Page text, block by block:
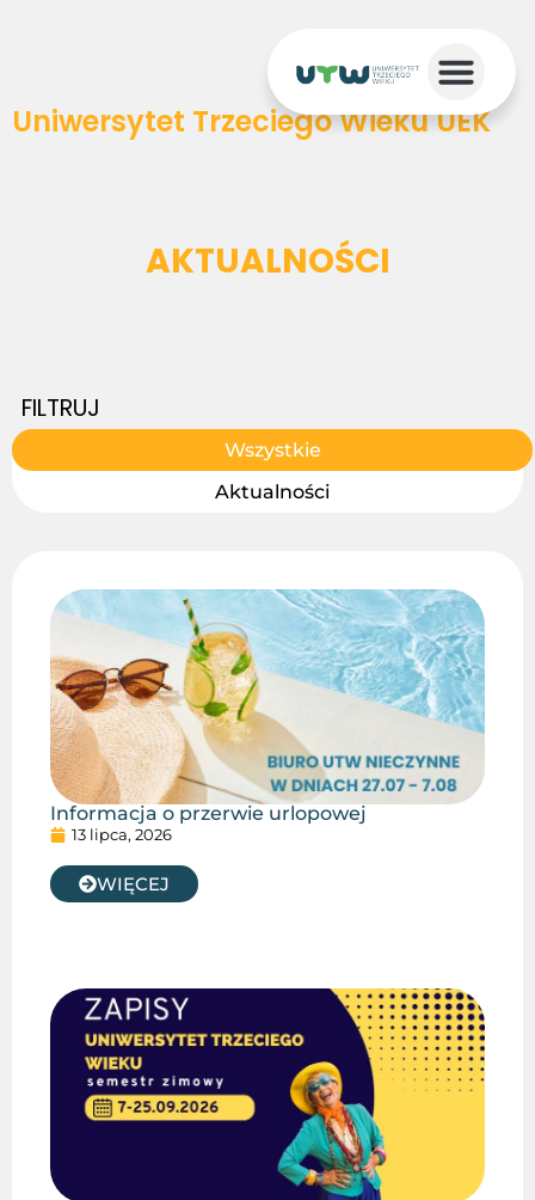
Uniwersytet Trzeciego Wieku UEK
AKTUALNOŚCI
FILTRUJ
Aktualności
Wszystkie
Informacja o przerwie urlopowej
13 lipca, 2026
WIĘCEJ